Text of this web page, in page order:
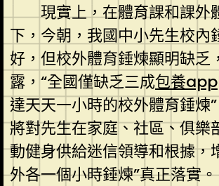
現實上，在體育課和課外
下，今朝，我國中小先生校內
好，但校外體育錘煉顯明缺乏
露，“全國僅缺乏三成包養app
達天天一小時的校外體育錘煉
將對先生在家庭、社區、俱樂
動健身供給迷信領導和根據，
外各一個小時錘煉”真正落實。